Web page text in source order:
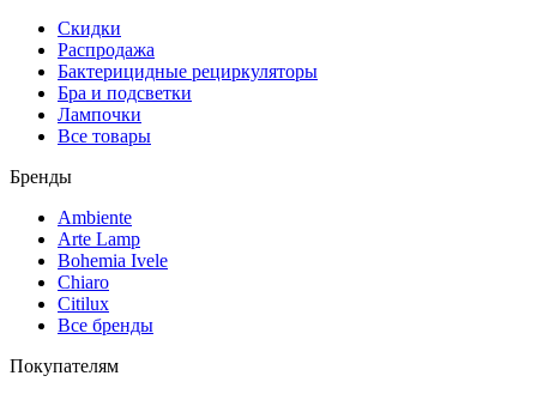
Скидки
Распродажа
Бактерицидные рециркуляторы
Бра и подсветки
Лампочки
Все товары
Бренды
Ambiente
Arte Lamp
Bohemia Ivele
Chiaro
Citilux
Все бренды
Покупателям